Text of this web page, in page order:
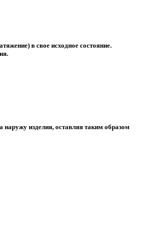
в свое исходное состояние.
наружу изделия, оставляя таким образом